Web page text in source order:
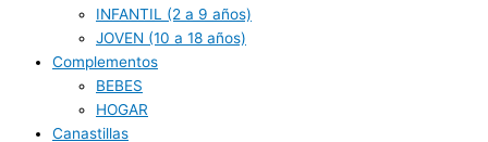
INFANTIL (2 a 9 años)
JOVEN (10 a 18 años)
Complementos
BEBES
HOGAR
Canastillas